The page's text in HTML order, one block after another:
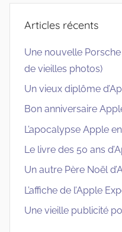
Articles récents
Une nouvelle
de vieilles photos)
Un vieux diplôme
Bon anniversaire
L’apocalypse Apple
Le livre des 50 ans
Un autre Père Noël
L’affiche de l’Apple
Une vieille publicité